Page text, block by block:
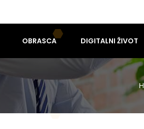
OBRASCA DIGITALNI ŽIVOT